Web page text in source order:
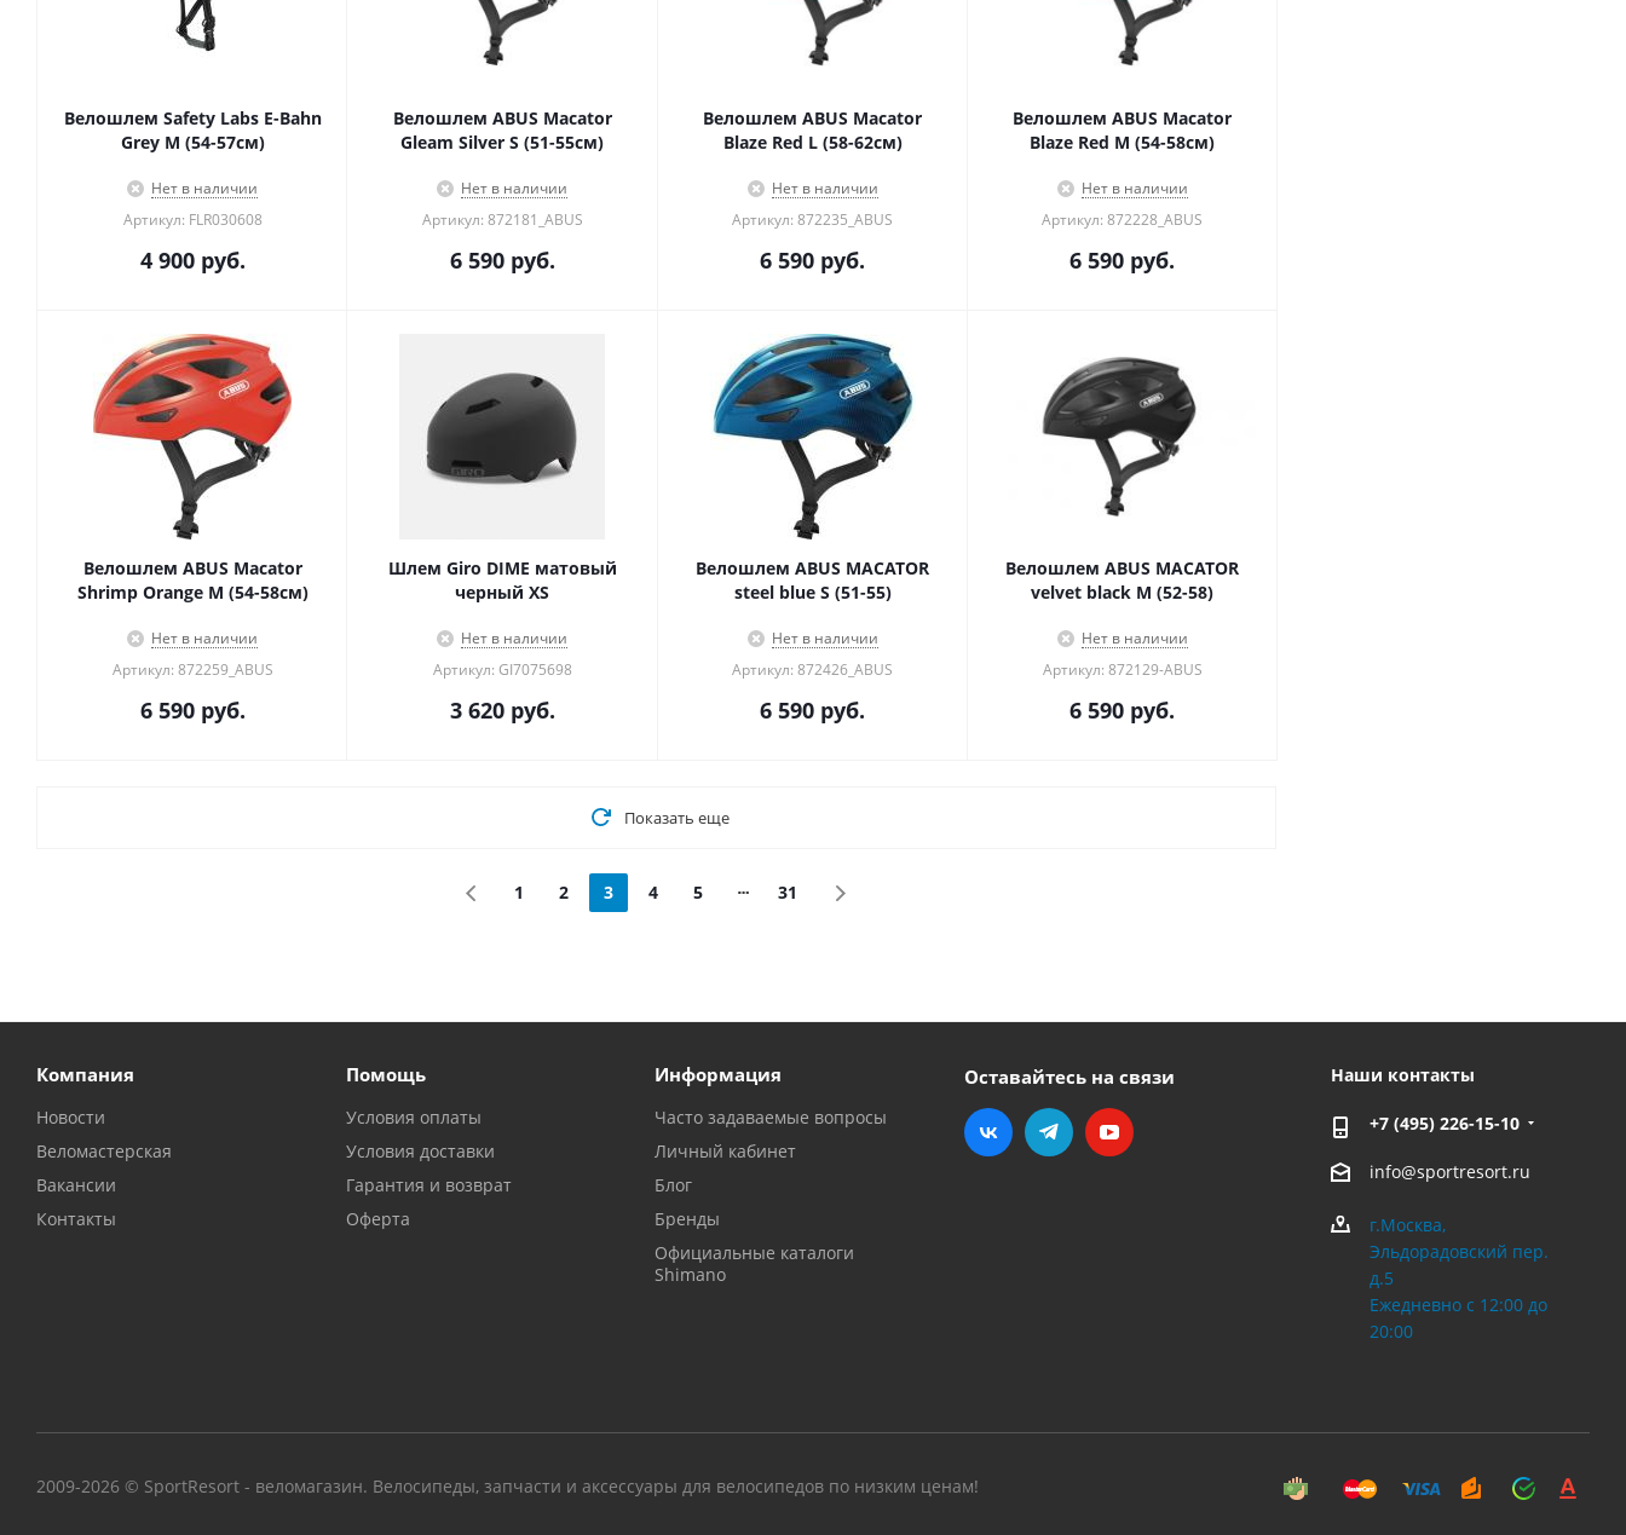
Велошлем Safety Labs E-Bahn
Grey M (54-57см)
Нет в наличии
Артикул: FLR030608
4 900руб.
Велошлем ABUS Macator
Gleam Silver S (51-55см)
Нет в наличии
Артикул: 872181_ABUS
6 590руб.
Велошлем ABUS Macator
Blaze Red L (58-62см)
Нет в наличии
Артикул: 872235_ABUS
6 590 руб.
Велошлем ABUS Macator
Blaze Red M (54-58см)
Нет в наличии
Артикул: 872228_ABUS
6 590 руб.
Велошлем ABUS Macator
Shrimp Orange M (54-58см)
Нет в наличии
Артикул: 872259_ABUS
6 590руб.
Шлем Giro DIME матовый
черный XS
Нет в наличии
Артикул: GI7075698
3 620руб.
Велошлем ABUS MACATOR
steel blue S (51-55)
Нет в наличии
Артикул: 872426_ABUS
6 590 руб.
Велошлем ABUS MACATOR
velvet black M (52-58)
Нет в наличии
Артикул: 872129-ABUS
6 590 руб.
Показать еще
1 2 3 4 5 31
Компания
Новости
Веломастерская
Вакансии
Контакты
Помощь
Условия оплаты
Условия доставки
Гарантия и возврат
Оферта
Информация
Часто задаваемые вопросы
Личный кабинет
Блог
Бренды
Официальные каталоги
Shimano
Оставайтесь на связи Наши контакты
+7 (495) 226-15-10
info@sportresort.ru
г.Москва,
Эльдорадовский пер.
д.5
Ежедневно с 12:00 до
20:00
2009-2026 © SportResort - веломагазин. Велосипеды, запчасти и аксессуары для велосипедов по низким ценам!